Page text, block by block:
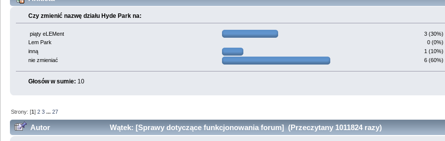
Czy zmienić nazwę działu Hyde Park na:
piąty eLEMent
3 (30%)
Lem Park
0 (0%)
inną
1 (10%)
nie zmieniać
6 (60%)
Głosów w sumie: 10
Strony: [1]2 3 ...27
Autor Wątek: [Sprawy dotyczące funkcjonowania forum] (Przeczytany 1011824 razy)